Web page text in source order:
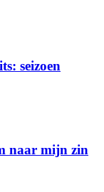
seizoen
naar mijn zin